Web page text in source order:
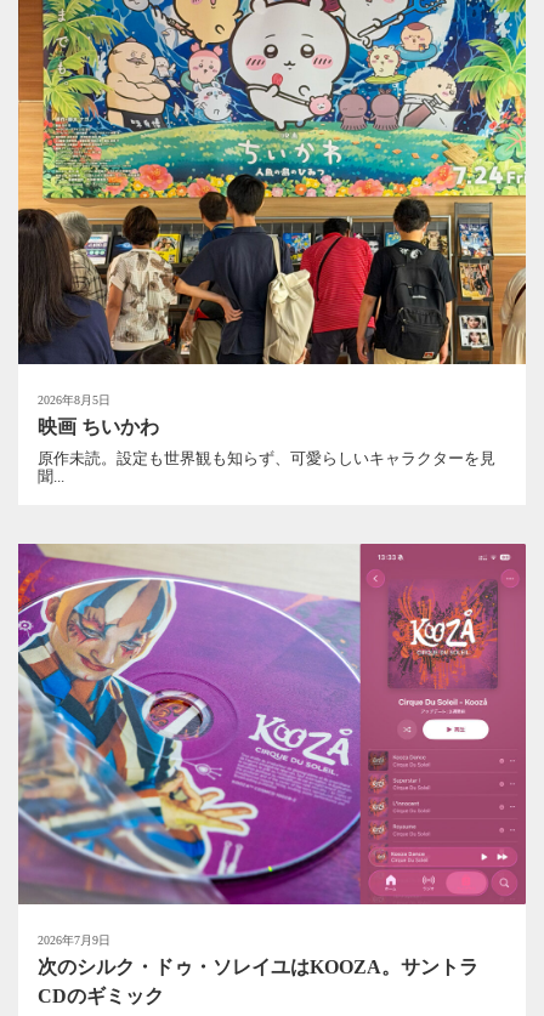
2026年8月5日
映画 ちいかわ
原作未読。設定も世界観も知らず、可愛らしいキャラクターを見
聞...
2026年7月9日
次のシルク・ドゥ・ソレイユはKOOZA。サントラ
CDのギミック